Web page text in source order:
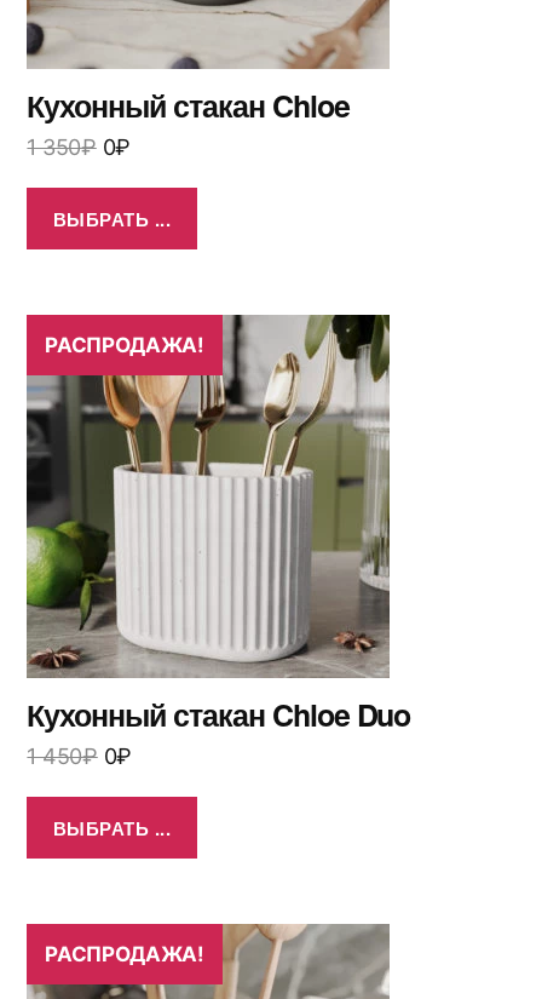
Кухонный стакан Chloe
1 350₽ 0₽
ВЫБРАТЬ ...
РАСПРОДАЖА!
Кухонный стакан Chloe Duo
1 450₽ 0₽
ВЫБРАТЬ ...
РАСПРОДАЖА!